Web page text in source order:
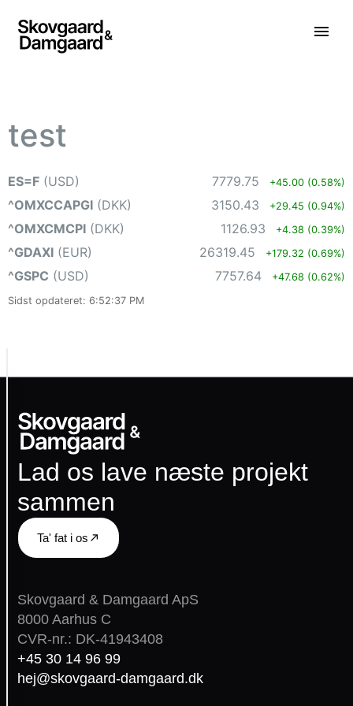
test
ES=F (USD) 7779.75 +45.00 (0.58%)
^OMXCCAPGI (DKK) 3150.43 +29.45 (0.94%)
^OMXCMCPI (DKK) 1126.93 +4.38 (0.39%)
^GDAXI (EUR) 26319.45 +179.32 (0.69%)
^GSPC (USD) 7757.64
+47.68 (0.62%)
Sidst opdateret: 6:52:37 PM
Lad os lave næste projekt
sammen
Ta' fat i os
Skovgaard & Damgaard ApS
8000 Aarhus C
CVR-nr.: DK-41943408
+45 30 14 96 99
hej@skovgaard-damgaard.dk
Vi
bruger
cookies
Vi
bruger
cookies
til
forbedre
måle
trafik
og
vise
relevante
annoncer.